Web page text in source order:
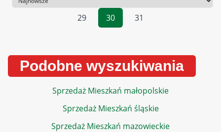
Sortowanie
29
30 31
Podobne wyszukiwania
Sprzedaż Mieszkań małopolskie
Sprzedaż Mieszkań śląskie
Sprzedaż Mieszkań mazowieckie